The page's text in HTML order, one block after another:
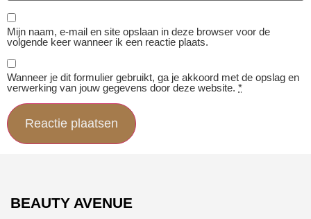
Mijn naam, e-mail en site opslaan in deze browser voor de
volgende keer wanneer ik een reactie plaats.
Wanneer je dit formulier gebruikt, ga je akkoord met de opslag en
verwerking van jouw gegevens door deze website. *
BEAUTY AVENUE